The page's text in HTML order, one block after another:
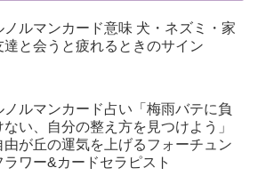
ノルマンカード意味 犬・ネズミ・家
達と会うと疲れるときのサイン
ノルマンカード占い「梅雨バテに負
ない、自分の整え方を見つけよう」
由が丘の運気を上げるフォーチュン
ラワー&カードセラピスト